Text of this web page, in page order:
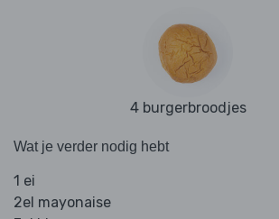
4 burgerbroodjes
Wat je verder nodig hebt
1 ei
2el mayonaise